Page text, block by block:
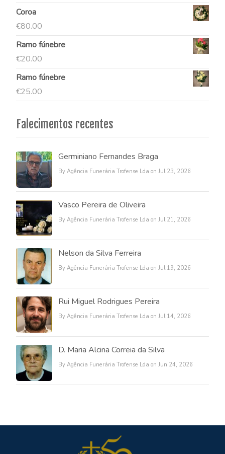
Coroa
€80.00
Ramo fúnebre
€20.00
Ramo fúnebre
€25.00
Falecimentos recentes
Germiniano Fernandes Braga
By Agência Funerária Trofense Lda on Jul 23, 2026
Vasco Pereira de Oliveira
By Agência Funerária Trofense Lda on Jul 21, 2026
Nelson da Silva Ferreira
By Agência Funerária Trofense Lda on Jul 19, 2026
Rui Miguel Rodrigues Pereira
By Agência Funerária Trofense Lda on Jul 14, 2026
D. Maria Alcina Correia da Silva
By Agência Funerária Trofense Lda on Jun 24, 2026